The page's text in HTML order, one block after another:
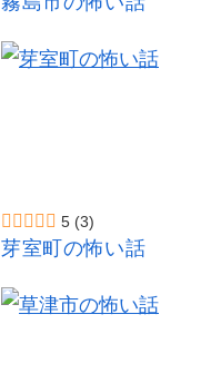
5 (3)
芽室町の怖い話